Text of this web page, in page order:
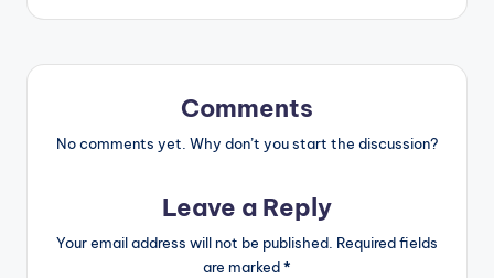
Comments
No comments yet. Why don’t you start the discussion?
Leave a Reply
Your email address will not be published. Required fields
are marked*